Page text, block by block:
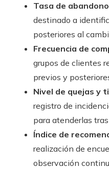
Tasa de
destinado a
posteriores al
Frecuencia de
grupos de clientes
previos y
Nivel de quejas y
registro de
para atenderlas
Índice de
realización de
observación